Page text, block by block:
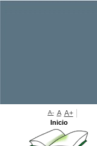
A- A A+
Inicio